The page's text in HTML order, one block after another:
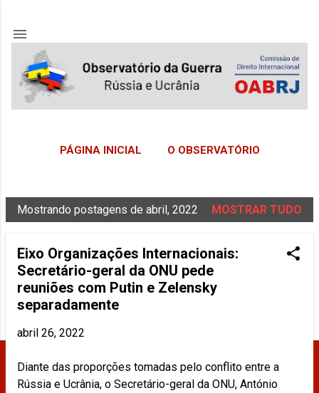
PÁGINA INICIAL O OBSERVATÓRIO
P
Mostrando postagens de abril, 2022 MOSTRAR TUDO
Eixo Organizações Internacionais:
Secretário-geral da ONU pede
reuniões com Putin e Zelensky
separadamente
abril 26, 2022
Diante das proporções tomadas pelo conflito entre a
Rússia e Ucrânia, o Secretário-geral da ONU, António